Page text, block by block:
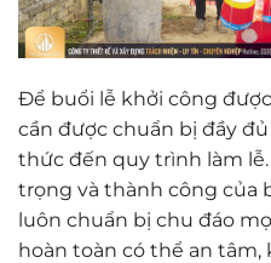
Để buổi lễ khởi công
cần được chuẩn bị đầy
thức đến quy trình làm
trọng và thành công của
luôn chuẩn bị chu đáo
hoàn toàn có thể an